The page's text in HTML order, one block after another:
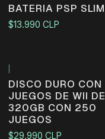
BATERIA PSP SLIM
$13.990 CLP
DISCO DURO CON
JUEGOS DE WII DE
320GB CON 250
JUEGOS
$29.990 CLP